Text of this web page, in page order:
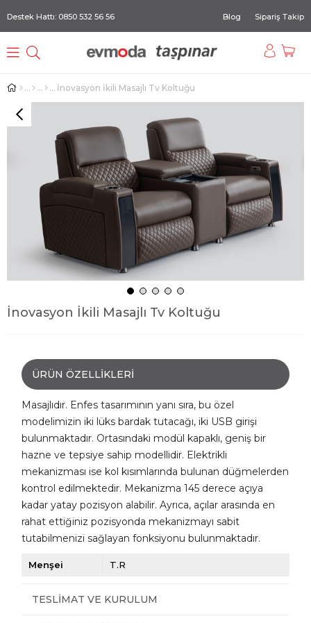
Destek Hattı: 0850 532 56 56 Blog Sipariş Takip
İnovasyon İkili Masajlı Tv Koltuğu
İnovasyon İkili Masajlı Tv Koltuğu
ÜRÜN ÖZELLIKLERI
Masajlıdır. Enfes tasarımının yanı sıra, bu özel
modelimizin iki lüks bardak tutacağı, iki USB girişi
bulunmaktadır. Ortasındaki modül kapaklı, geniş bir
hazne ve tepsiye sahip modellidir. Elektrikli
mekanizması ise kol kısımlarında bulunan düğmelerden
kontrol edilmektedir. Mekanizma 145 derece açıya
kadar yatay pozisyon alabilir. Ayrıca, açılar arasında en
rahat ettiğiniz pozisyonda mekanizmayı sabit
tutabilmenizi sağlayan fonksiyonu bulunmaktadır.
Menşei T.R
TESLIMAT VE KURULUM